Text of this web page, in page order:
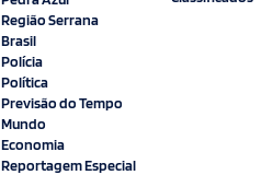
Região Serrana
Brasil
Polícia
Política
Previsão do Tempo
Mundo
Economia
Reportagem Especial